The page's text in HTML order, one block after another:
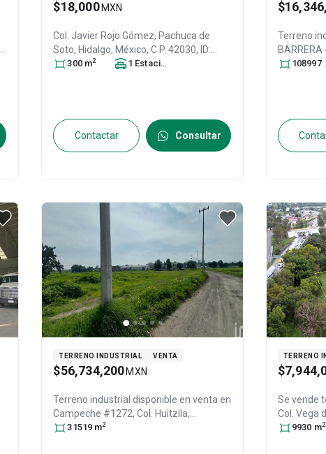
$18,000 MXN
Col. Javier Rojo Gómez, Pachuca de
Soto, Hidalgo, México, C.P. 42030, ID:
21310590
300 m2 1 Estacionamiento
Contactar Consultar
Terreno
108997
TERRENO INDUSTRIAL VENTA
$56,734,200 MXN
Terreno industrial disponible en venta en
Campeche #1272, Col. Huitzila,
Tizayuca , Hidalgo
31519 m2
TERRENO
Se vende
Col. Vega
del Río de
9930 m2